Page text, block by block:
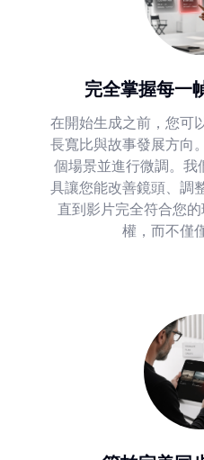
完全掌握每一
在開始生成之前，您可
長寬比與故事發展方向
個場景並進行微調。我
具讓您能改善鏡頭、調
直到影片完全符合您
權，而不僅